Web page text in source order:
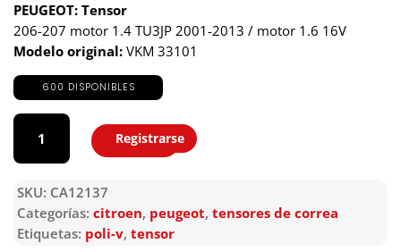
PEUGEOT: Tensor
206-207 motor 1.4 TU3JP 2001-2013 / motor 1.6 16V
Modelo original: VKM 33101
600 DISPONIBLES
CA12137
cantidad
Agregar
Registrarse
SKU: CA12137
Categorías: citroen, peugeot, tensores de correa
Etiquetas: poli-v, tensor